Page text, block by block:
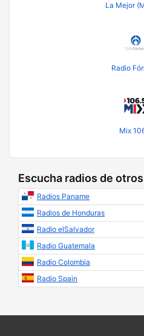
La Mejor
Radio
Mix
Escucha radios de
Radios Paname
Radios de Honduras
Radio elSalvador
Radio Guatemala
Radio Colombia
Radio Spain